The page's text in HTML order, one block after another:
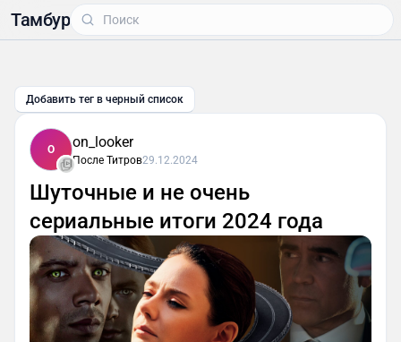
Тамбур
Добавить тег в черный список
O on_looker
После Титров29.12.2024
Шуточные и не очень
сериальные итоги 2024 года